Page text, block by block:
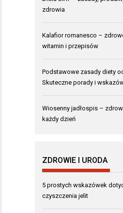
zdrowia
Kalafior romanesco –
witamin i przepisów
Podstawowe zasady diety
Skuteczne porady i
Wiosenny jadłospis –
każdy dzień
ZDROWIE I URODA
5 prostych wskazówek
czyszczenia jelit